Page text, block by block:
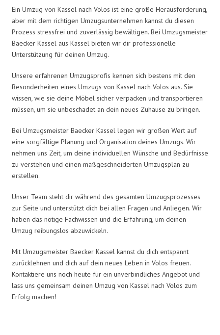
Ein Umzug von Kassel nach Volos ist eine große Herausforderung,
aber mit dem richtigen Umzugsunternehmen kannst du diesen
Prozess stressfrei und zuverlässig bewältigen. Bei Umzugsmeister
Baecker Kassel aus Kassel bieten wir dir professionelle
Unterstützung für deinen Umzug.
Unsere erfahrenen Umzugsprofis kennen sich bestens mit den
Besonderheiten eines Umzugs von Kassel nach Volos aus. Sie
wissen, wie sie deine Möbel sicher verpacken und transportieren
müssen, um sie unbeschadet an dein neues Zuhause zu bringen.
Bei Umzugsmeister Baecker Kassel legen wir großen Wert auf
eine sorgfältige Planung und Organisation deines Umzugs. Wir
nehmen uns Zeit, um deine individuellen Wünsche und Bedürfnisse
zu verstehen und einen maßgeschneiderten Umzugsplan zu
erstellen.
Unser Team steht dir während des gesamten Umzugsprozesses
zur Seite und unterstützt dich bei allen Fragen und Anliegen. Wir
haben das nötige Fachwissen und die Erfahrung, um deinen
Umzug reibungslos abzuwickeln.
Mit Umzugsmeister Baecker Kassel kannst du dich entspannt
zurücklehnen und dich auf dein neues Leben in Volos freuen.
Kontaktiere uns noch heute für ein unverbindliches Angebot und
lass uns gemeinsam deinen Umzug von Kassel nach Volos zum
Erfolg machen!